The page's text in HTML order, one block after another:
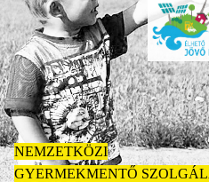
NEMZETKÖZI
GYERMEKMENTŐ